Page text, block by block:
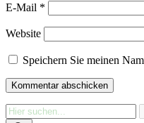
E-Mail *
Website
Speichern Sie meinen